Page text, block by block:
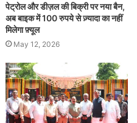
पेट्रोल और डीज़ल की बिक्री पर नया बैन,
अब बाइक में 100 रुपये से ज़्यादा का नहीं
मिलेगा फ़्यूल
May 12, 2026